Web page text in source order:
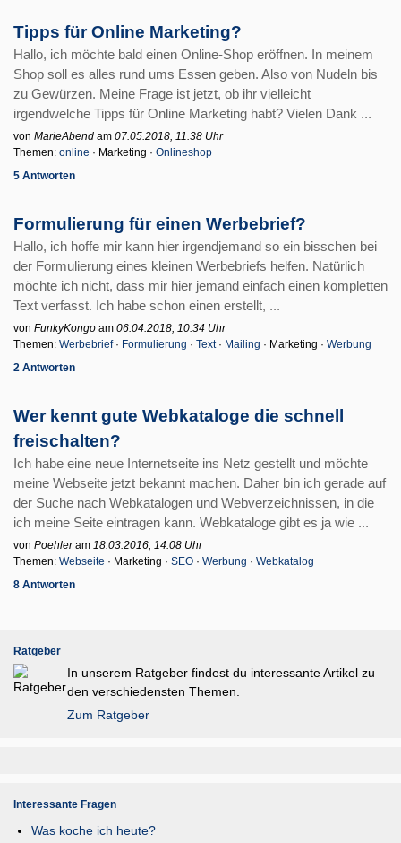
Tipps für Online Marketing?
Hallo, ich möchte bald einen Online-Shop eröffnen. In meinem
Shop soll es alles rund ums Essen geben. Also von Nudeln bis
zu Gewürzen. Meine Frage ist jetzt, ob ihr vielleicht
irgendwelche Tipps für Online Marketing habt? Vielen Dank ...
von MarieAbend am 07.05.2018, 11.38 Uhr
Themen: online · Marketing · Onlineshop
5 Antworten
Formulierung für einen Werbebrief?
Hallo, ich hoffe mir kann hier irgendjemand so ein bisschen bei
der Formulierung eines kleinen Werbebriefs helfen. Natürlich
möchte ich nicht, dass mir hier jemand einfach einen kompletten
Text verfasst. Ich habe schon einen erstellt, ...
von FunkyKongo am 06.04.2018, 10.34 Uhr
Themen: Werbebrief· Formulierung · Text· Mailing · Marketing · Werbung
2 Antworten
Wer kennt gute Webkataloge die schnell
freischalten?
Ich habe eine neue Internetseite ins Netz gestellt und möchte
meine Webseite jetzt bekannt machen. Daher bin ich gerade auf
der Suche nach Webkatalogen und Webverzeichnissen, in die
ich meine Seite eintragen kann. Webkataloge gibt es ja wie ...
von Poehleram 18.03.2016, 14.08 Uhr
Themen: Webseite · Marketing · SEO · Werbung · Webkatalog
8 Antworten
Ratgeber
In unserem Ratgeber findest du interessante Artikel zu
den verschiedensten Themen.
Zum Ratgeber
Interessante Fragen
Was koche ich heute?